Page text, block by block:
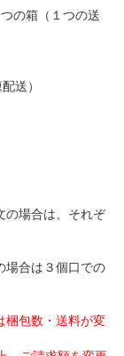
の箱（１つの送
送）
の場合は、それぞ
場合は３個口での
梱包数・送料が変